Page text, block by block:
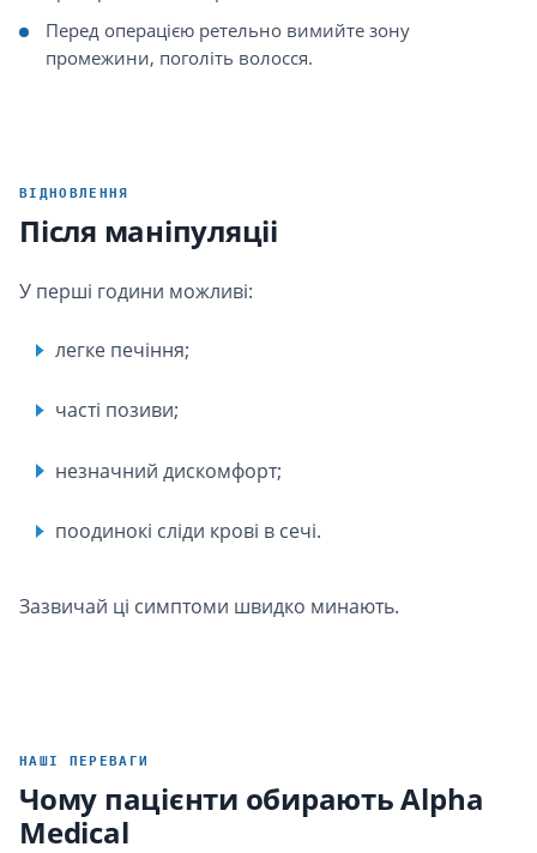
Перед операцією ретельно вимийте зону
промежини, поголіть волосся.
ВІДНОВЛЕННЯ
Після маніпуляціі
У перші години можливі:
легке печіння;
часті позиви;
незначний дискомфорт;
поодинокі сліди крові в сечі.
Зазвичай ці симптоми швидко минають.
НАШІ ПЕРЕВАГИ
Чому пацієнти обирають Alpha
Medical